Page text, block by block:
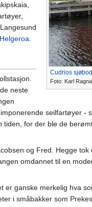
Cudrios sjøbod
Foto: Karl
Helgeroa.
neste
seilfartøyer -
for der ble de
og Fred. Hegge
omdannet til en
ganske merkelig hva
i småbakker som